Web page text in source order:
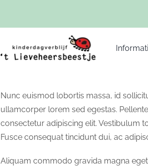
Nunc euismod lobortis massa, id
ullamcorper lorem sed egestas.
consectetur adipiscing elit. Vestibulum
Fusce consequat tincidunt dui, ac
Aliquam commodo gravida magna